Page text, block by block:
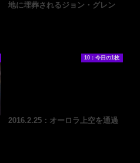
地に埋葬されるジョン・グレン
10：今日の1枚
2016.2.25：オーロラ上空を通過